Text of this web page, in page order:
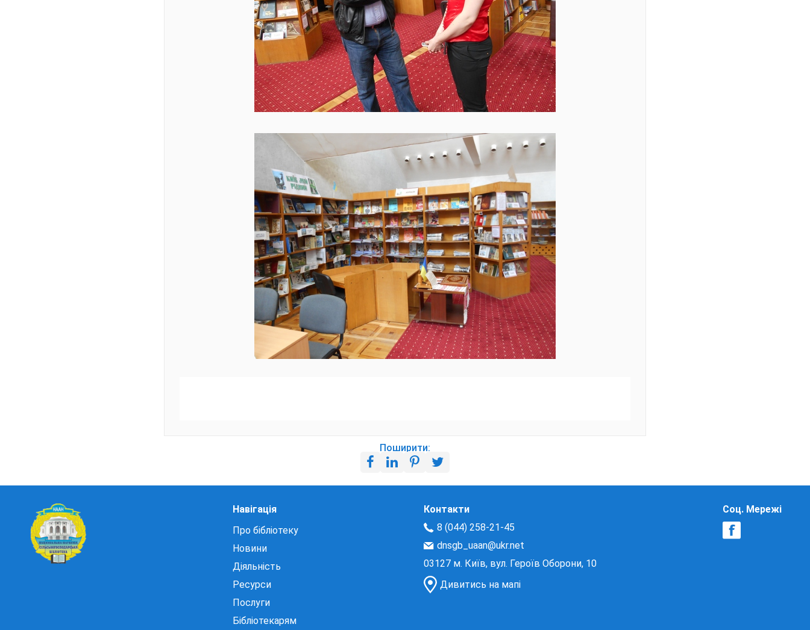
Поширити:
Навігація
Про бібліотеку
Новини
Діяльність
Ресурси
Послуги
Бібліотекарям
Контакти
8 (044) 258-21-45
dnsgb_uaan@ukr.net
03127 м. Київ, вул. Героїв Оборони, 10
Дивитись на мапі
Соц. Мережі